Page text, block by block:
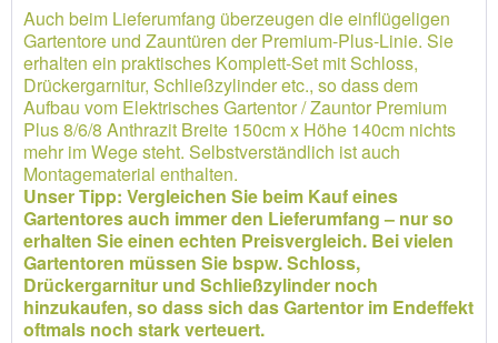
Auch beim Lieferumfang überzeugen die einflügeligen
Gartentore und Zauntüren der Premium-Plus-Linie. Sie
erhalten ein praktisches Komplett-Set mit Schloss,
Drückergarnitur, Schließzylinder etc., so dass dem
Aufbau vom Elektrisches Gartentor / Zauntor Premium
Plus 8/6/8 Anthrazit Breite 150cm x Höhe 140cm nichts
mehr im Wege steht. Selbstverständlich ist auch
Montagematerial enthalten.
Unser Tipp: Vergleichen Sie beim Kauf eines
Gartentores auch immer den Lieferumfang – nur so
erhalten Sie einen echten Preisvergleich. Bei vielen
Gartentoren müssen Sie bspw. Schloss,
Drückergarnitur und Schließzylinder noch
hinzukaufen, so dass sich das Gartentor im Endeffekt
oftmals noch stark verteuert.